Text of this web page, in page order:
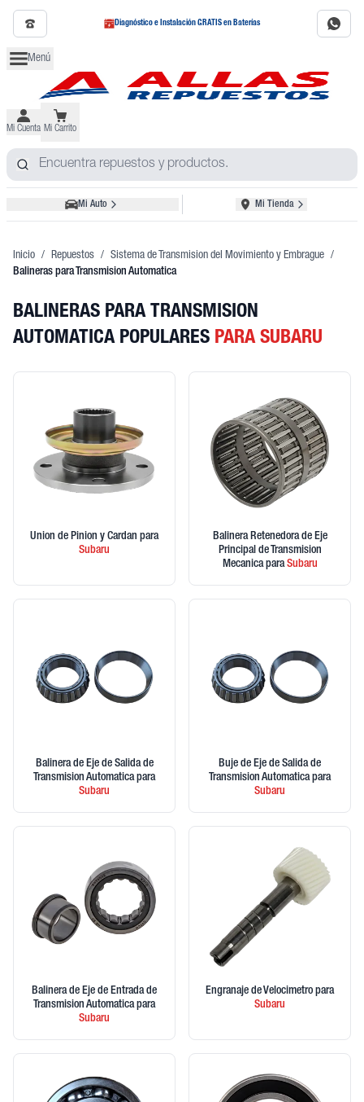
Diagnóstico e Instalación GRATIS en Baterías
Menú
Mi Cuenta Mi Carrito
Mi Auto Mi Tienda
Inicio / Repuestos / Sistema de Transmision del Movimiento y Embrague /
Balineras para Transmision Automatica
BALINERAS PARA TRANSMISION
AUTOMATICA POPULARES PARA SUBARU
Union de Pinion y Cardan para
Subaru
Balinera Retenedora de Eje
Principal de Transmision
Mecanica paraSubaru
Balinera de Eje de Salida de
Transmision Automatica para
Subaru
Buje de Eje de Salida de
Transmision Automatica para
Subaru
Balinera de Eje de Entrada de
Transmision Automatica para
Subaru
Engranaje de Velocimetro para
Subaru